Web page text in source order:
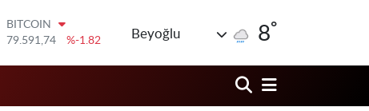
DOLAR
45,43620
%0.02
61,60380
%0.18
Beyoğlu 8°